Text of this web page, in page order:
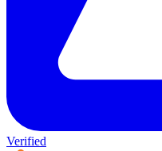
Verified